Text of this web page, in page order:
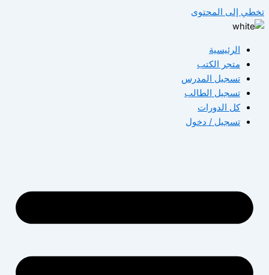
تخطي إلى المحتوى
الرئيسية
متجر الكتب
تسجيل المدرس
تسجيل الطالب
كل الدورات
تسجيل / دخول